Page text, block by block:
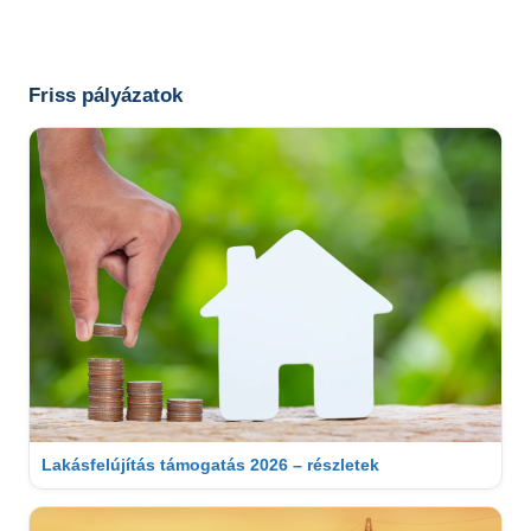
Friss pályázatok
Lakásfelújítás támogatás 2026 – részletek